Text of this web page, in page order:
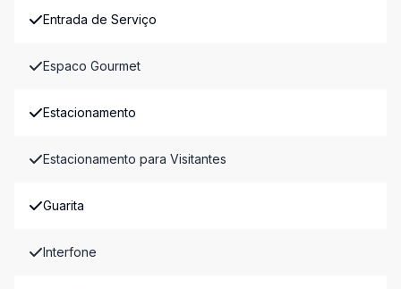
Entrada de Serviço
Espaco Gourmet
Estacionamento
Estacionamento para Visitantes
Guarita
Interfone